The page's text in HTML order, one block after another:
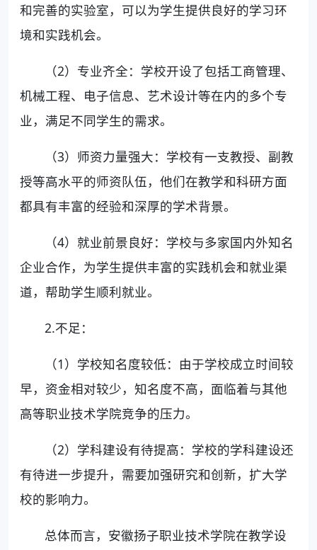
和完善的实验室，可以为学生提供良好的学习环
境和实践机会。
（2）专业齐全：学校开设了包括工商管理、
机械工程、电子信息、艺术设计等在内的多个专
业，满足不同学生的需求。
（3）师资力量强大：学校有一支教授、副教
授等高水平的师资队伍，他们在教学和科研方面
都具有丰富的经验和深厚的学术背景。
（4）就业前景良好：学校与多家国内外知名
企业合作，为学生提供丰富的实践机会和就业渠
道，帮助学生顺利就业。
2.不足：
（1）学校知名度较低：由于学校成立时间较
早，资金相对较少，知名度不高，面临着与其他
高等职业技术学院竞争的压力。
（2）学科建设有待提高：学校的学科建设还
有待进一步提升，需要加强研究和创新，扩大学
校的影响力。
总体而言，安徽扬子职业技术学院在教学设